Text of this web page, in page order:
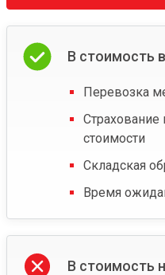
В стоимость
Перевозка
Страхование
стоимости
Складская
Время
В стоимость